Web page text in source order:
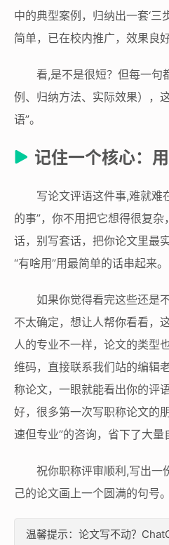
中的典型案例，归纳出一套‘三
简单，已在校内推广，效果良
看,是不是很短？但每一句
例、归纳方法、实际效果），
语”。
记住一个核心：
写论文评语这件事,难就难
的事”，你不用把它想得很复
话，别写套话，把你论文里最实
“有啥用”用最简单的话串起来。
如果你觉得看完这些还是
不太确定，想让人帮你看看，
人的专业不一样，论文的类型
维码，直接联系我们站的编辑
称论文，一眼就能看出你的评
好，很多第一次写职称论文的
速但专业”的咨询，省下了大量
祝你职称评审顺利,写出一
己的论文画上一个圆满的句号。
温馨提示：论文写不动？